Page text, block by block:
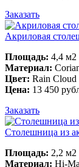
Заказать
Акриловая
Площадь: 4,4 м2
Материал:
Цвет: Rain Cloud
Цена: 13 450
Заказать
Столешница из
Площадь: 2,2 м2
Материал: Hi-